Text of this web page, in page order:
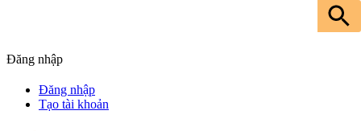
Đăng nhập
Đăng nhập
Tạo tài khoản